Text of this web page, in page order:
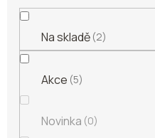
Na skladě 2
Akce 5
Novinka 0